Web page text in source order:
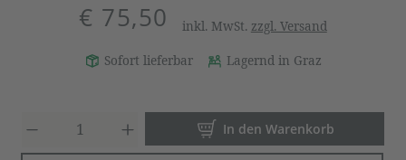
€ 75,50 inkl. MwSt. zzgl. Versand
Sofort lieferbar Lagernd in Graz
Produkt Anzahl: Gib den
In den Warenkorb